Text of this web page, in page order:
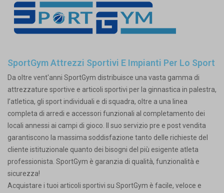
SportGym Attrezzi Sportivi E Impianti Per Lo Sport
Da oltre vent'anni SportGym distribuisce una vasta gamma di
attrezzature sportive e articoli sportivi per la ginnastica in palestra,
l’atletica, gli sport individuali e di squadra, oltre a una linea
completa di arredi e accessori funzionali al completamento dei
locali annessi ai campi di gioco. Il suo servizio pre e post vendita
garantiscono la massima soddisfazione tanto delle richieste del
cliente istituzionale quanto dei bisogni del più esigente atleta
professionista. SportGym è garanzia di qualità, funzionalità e
sicurezza!
Acquistare i tuoi articoli sportivi su SportGym è facile, veloce e